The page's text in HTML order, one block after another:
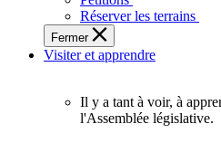
l'Assemblée
a
besoin
de
Réserver les terrains
Fermer
Visiter et apprendre
Il y a tant à voir, à
l'Assemblée législative.